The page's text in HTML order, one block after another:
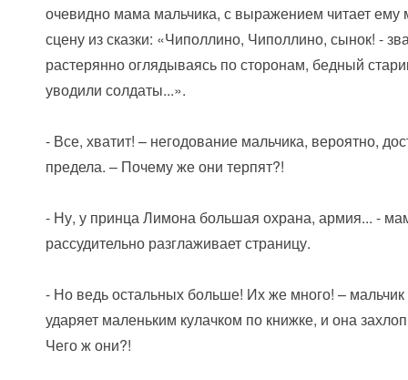
очевидно мама мальчика, с выражением читает ему
сцену из сказки: «Чиполлино, Чиполлино, сынок! -
растерянно оглядываясь по сторонам, бедный
уводили солдаты...».
- Все, хватит! – негодование мальчика, вероятно,
предела. – Почему же они терпят?!
- Ну, у принца Лимона большая охрана, армия... -
рассудительно разглаживает страницу.
- Но ведь остальных больше! Их же много! – мальчик
ударяет маленьким кулачком по книжке, и она
Чего ж они?!